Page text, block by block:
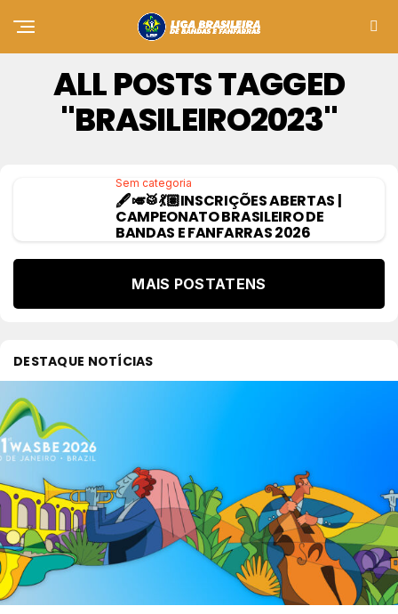
ALL POSTS TAGGED
"BRASILEIRO2023"
Sem categoria
🖋️🎺🥁💃🏽INSCRIÇÕES ABERTAS |
CAMPEONATO BRASILEIRO DE
BANDAS E FANFARRAS 2026
MAIS POSTATENS
DESTAQUE NOTÍCIAS